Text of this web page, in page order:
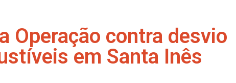
Operação contra desvio
em Santa Inês